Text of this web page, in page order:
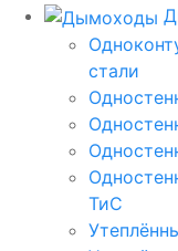
стали
ТиС